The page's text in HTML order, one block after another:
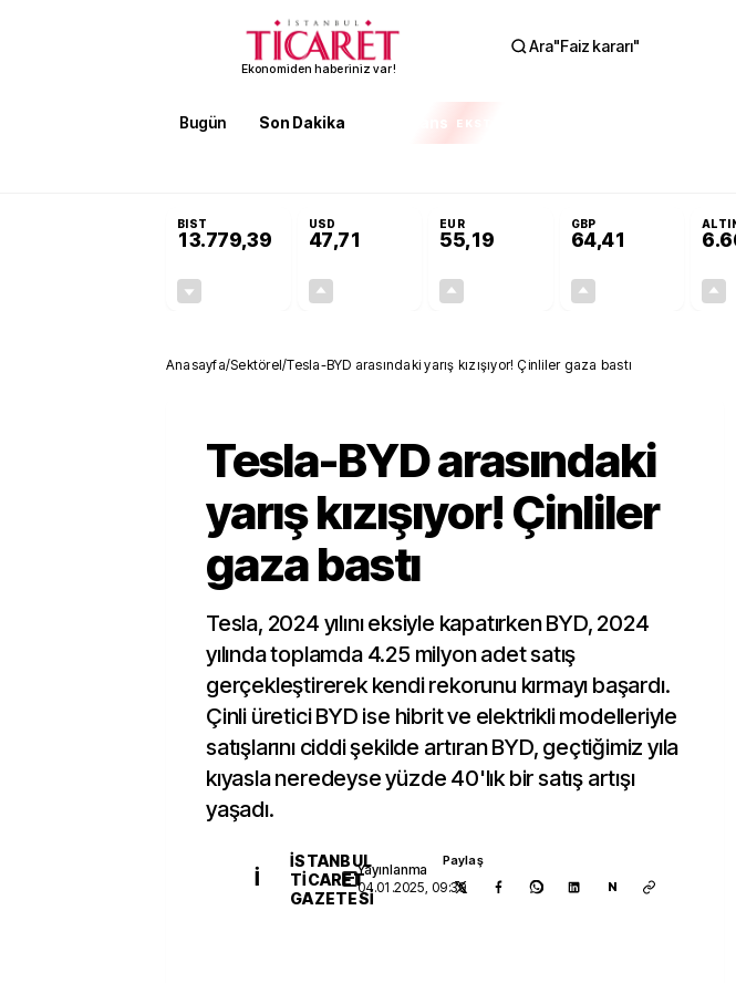
Ekonomiden haberiniz var!
Ara"Faiz kararı"
Bugün Son Dakika EKSTRA
BIST
13.779,39
USD
47,71
EUR
55,19
GBP
64,41
Anasayfa/Sektörel/Tesla-BYD arasındaki yarış kızışıyor! Çinliler gaza bastı
Tesla-BYD arasındaki
yarış kızışıyor! Çinliler
gaza bastı
Tesla, 2024 yılını eksiyle kapatırken BYD, 2024
yılında toplamda 4.25 milyon adet satış
gerçekleştirerek kendi rekorunu kırmayı başardı.
Çinli üretici BYD ise hibrit ve elektrikli modelleriyle
satışlarını ciddi şekilde artıran BYD, geçtiğimiz yıla
kıyasla neredeyse yüzde 40'lık bir satış artışı
yaşadı.
İ
İSTANBUL
TICARET
GAZETESI
Yayınlanma
04.01.2025, 09:39
Paylaş
N